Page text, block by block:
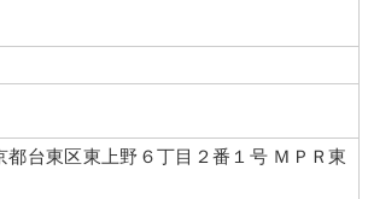
台東区東上野６丁目２番１号 ＭＰＲ東